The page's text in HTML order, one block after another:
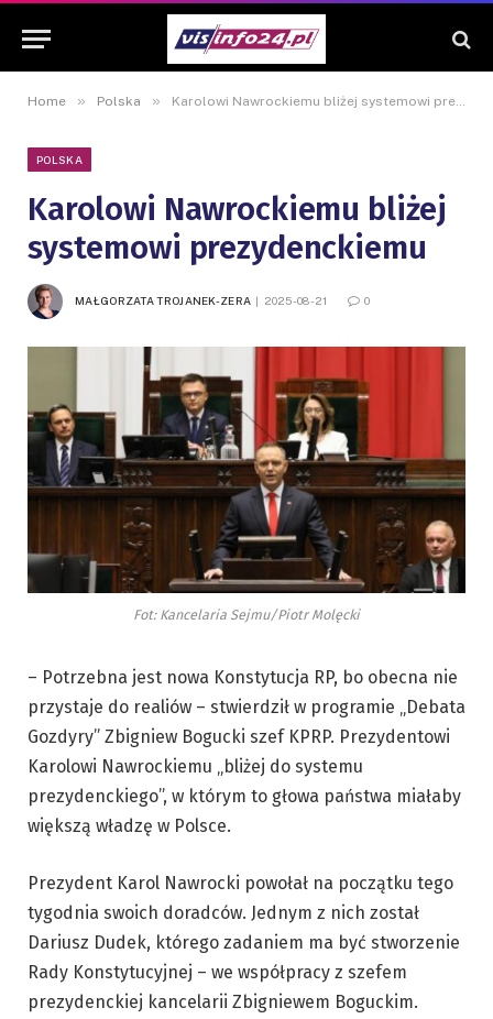
Home » Polska » Karolowi Nawrockiemu bliżej systemowi prezydenckiemu
POLSKA
Karolowi Nawrockiemu bliżej
systemowi prezydenckiemu
MAŁGORZATA TROJANEK-ZERA 2025-08-21 0
Fot: Kancelaria Sejmu/Piotr Molęcki
– Potrzebna jest nowa Konstytucja RP, bo obecna nie
przystaje do realiów – stwierdził w programie „Debata
Gozdyry” Zbigniew Bogucki szef KPRP. Prezydentowi
Karolowi Nawrockiemu „bliżej do systemu
prezydenckiego”, w którym to głowa państwa miałaby
większą władzę w Polsce.
Prezydent Karol Nawrocki powołał na początku tego
tygodnia swoich doradców. Jednym z nich został
Dariusz Dudek, którego zadaniem ma być stworzenie
Rady Konstytucyjnej – we współpracy z szefem
prezydenckiej kancelarii Zbigniewem Boguckim.